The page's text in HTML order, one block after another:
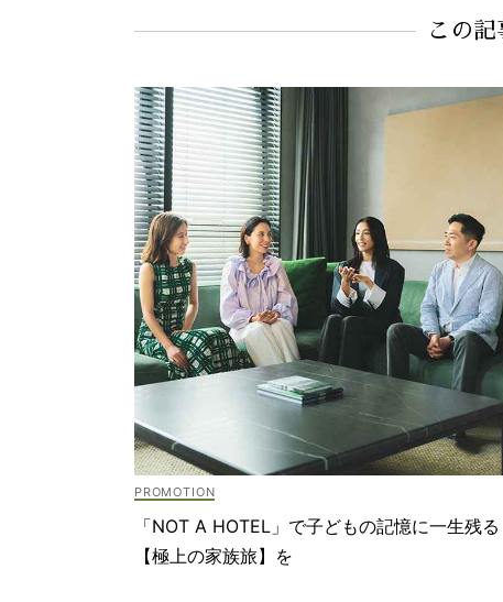
この
「NOT A HOTEL」で子どもの記憶に一生残る
【極上の家族旅】を